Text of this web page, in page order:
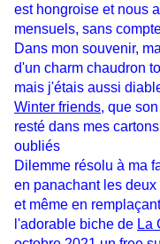
est hongroise et nous
mensuels, sans
Dans mon souvenir,
d'un charm chaudron
mais j'étais aussi
Winter friends, que
resté dans mes
oubliés
Dilemme résolu à ma
en panachant les deux
et même en
l'adorable biche de La